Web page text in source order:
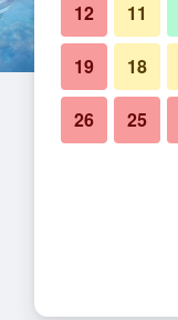
11
12
18
19
25
26